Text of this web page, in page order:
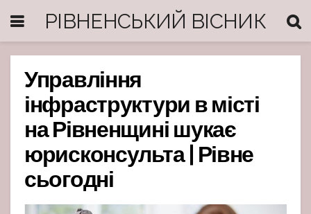
РІВНЕНСЬКИЙ ВІСНИК
Управління
інфраструктури в місті
на Рівненщині шукає
юрисконсульта | Рівне
сьогодні